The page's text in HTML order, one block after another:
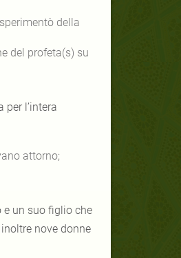
del profeta(s) su
attorno;
un suo figlio che
nove donne